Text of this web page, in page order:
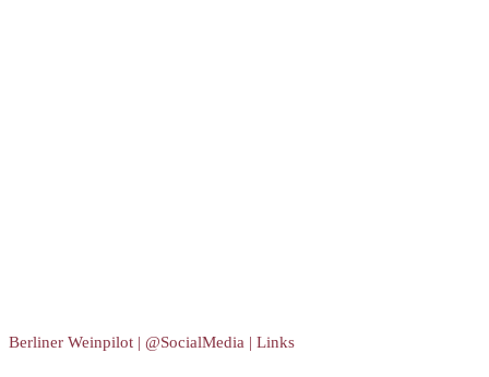
Berliner Weinpilot | @SocialMedia | Links